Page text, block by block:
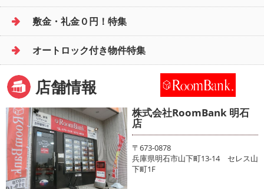
敷金・礼金０円！特集
オートロック付き物件特集
店舗情報
株式会社RoomBank 明石
店
〒673-0878
兵庫県明石市山下町13-14 セレス山
下町1F